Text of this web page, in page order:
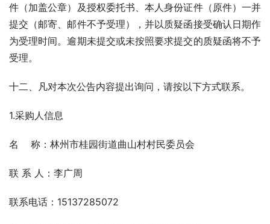
件（加盖公章）及授权委托书、本人身份证件（原件）一并
提交（邮寄、邮件不予受理），并以质疑函接受确认日期作
为受理时间。逾期未提交或未按照要求提交的质疑函将不予
受理。
十二、凡对本次公告内容提出询问，请按以下方式联系。
1.采购人信息
名    称：林州市桂园街道曲山村村民委员会
联 系 人：李广周
联系电话：15137285072